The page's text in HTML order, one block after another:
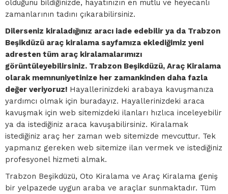
olduğunu bildiğinizde, hayatınızın en mutlu ve heyecanlı
zamanlarının tadını çıkarabilirsiniz.
Dilerseniz kiraladığınız aracı iade edebilir ya da Trabzon
Beşikdüzü araç kiralama sayfamıza eklediğimiz yeni
adresten tüm araç kiralamalarımızı
görüntüleyebilirsiniz. Trabzon Beşikdüzü, Araç Kiralama
olarak memnuniyetinize her zamankinden daha fazla
değer veriyoruz! Hayallerinizdeki arabaya kavuşmanıza
yardımcı olmak için buradayız. Hayallerinizdeki araca
kavuşmak için web sitemizdeki ilanları hızlıca inceleyebilir
ya da istediğiniz araca kavuşabilirsiniz. Kiralamak
istediğiniz araç her zaman web sitemizde mevcuttur. Tek
yapmanız gereken web sitemize ilan vermek ve istediğiniz
profesyonel hizmeti almak.
Trabzon Beşikdüzü, Oto Kiralama ve Araç Kiralama geniş
bir yelpazede uygun araba ve araçlar sunmaktadır. Tüm